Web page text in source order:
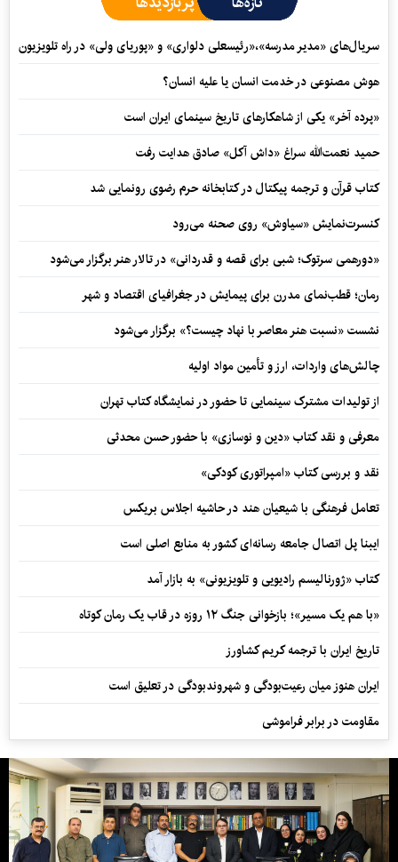
سریال‌های «مدیر مدرسه»،«رئیسعلی دلواری» و «پوریای ولی» در راه تلویزیون
هوش مصنوعی در خدمت انسان یا علیه انسان؟
«پرده آخر» یکی از شاهکارهای تاریخ سینمای ایران است
حمید نعمت‌‏الله سراغ «داش آکل» صادق هدایت رفت
کتاب قرآن و ترجمه پیکتال در کتابخانه حرم رضوی رونمایی شد
کنسرت‌نمایش «سیاوش» روی صحنه می‌رود
«دورهمی سرتوک؛ شبی برای قصه و قدردانی» در تالار هنر برگزار می‌شود
رمان؛ قطب‌نمای مدرن برای پیمایش در جغرافیای اقتصاد و شهر
نشست «نسبت هنر معاصر با نهاد چیست؟» برگزار می‌شود
چالش‌های واردات، ارز و تأمین مواد اولیه
از تولیدات مشترک سینمایی تا حضور در نمایشگاه کتاب تهران
معرفی و نقد کتاب «دین و نوسازی» با حضور حسن محدثی
نقد و بررسی کتاب «امپراتوری کودکی»
تعامل فرهنگی با شیعیان هند در حاشیه اجلاس بریکس
ایبنا پل اتصال جامعه رسانه‌ای کشور به منابع اصلی است
کتاب «ژورنالیسم رادیویی و تلویزیونی» به بازار آمد
«با هم یک مسیر»؛ بازخوانی جنگ ۱۲ روزه در قاب یک رمان کوتاه
تاریخ ایران با ترجمه کریم کشاورز
ایران هنوز میان رعیت‌بودگی و شهروندبودگی در تعلیق است
مقاومت در برابر فراموشی